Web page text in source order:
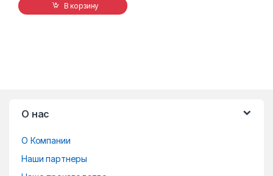
В корзину
О нас
О Компании
Наши партнеры